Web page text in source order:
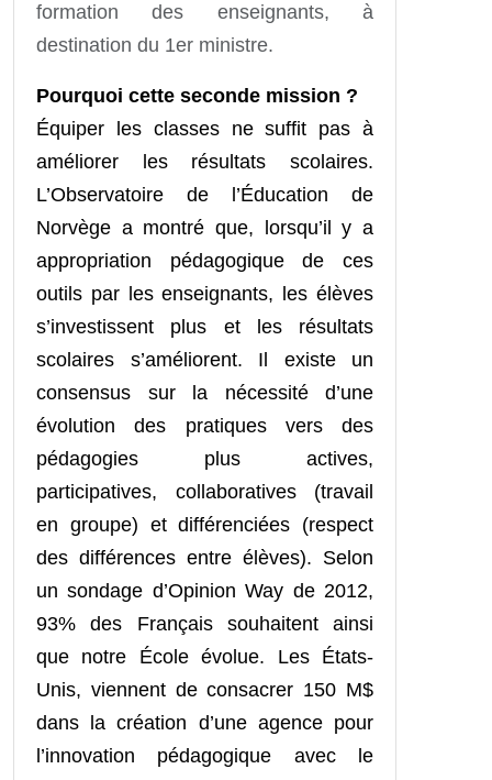
formation des enseignants, à
destination du 1er ministre.
Pourquoi cette seconde mission ?
Équiper les classes ne suffit pas à
améliorer les résultats scolaires.
L’Observatoire de l’Éducation de
Norvège a montré que, lorsqu’il y a
appropriation pédagogique de ces
outils par les enseignants, les élèves
s’investissent plus et les résultats
scolaires s’améliorent. Il existe un
consensus sur la nécessité d’une
évolution des pratiques vers des
pédagogies plus actives,
participatives, collaboratives (travail
en groupe) et différenciées (respect
des différences entre élèves). Selon
un sondage d’Opinion Way de 2012,
93% des Français souhaitent ainsi
que notre École évolue. Les États-
Unis, viennent de consacrer 150 M$
dans la création d’une agence pour
l’innovation pédagogique avec le